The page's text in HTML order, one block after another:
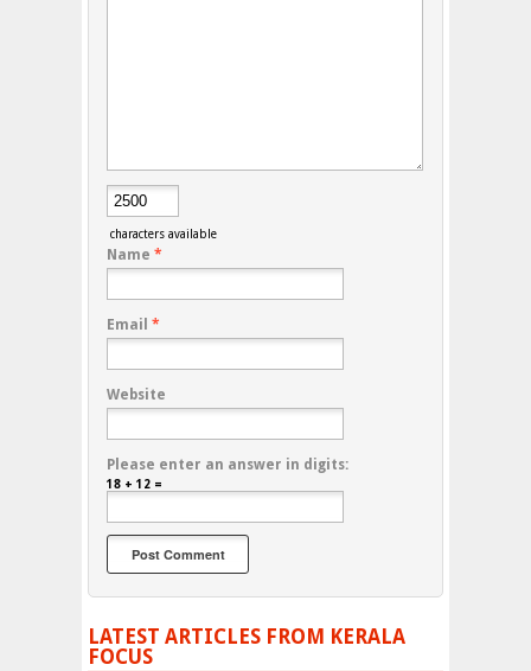
characters available
Name *
Email *
Website
Please enter an answer in digits:
18 + 12 =
LATEST ARTICLES FROM KERALA
FOCUS